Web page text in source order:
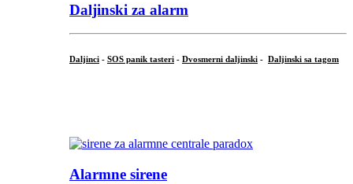
Daljinski za alarm
Daljinci - SOS panik tasteri - Dvosmerni daljinski - Daljinski sa tagom
Alarmne sirene